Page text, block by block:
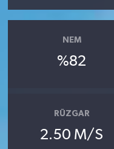
NEM
%82
RÜZGAR
2.50 M/S